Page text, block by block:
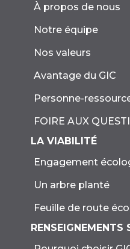
À propos de nous
Notre équipe
Nos valeurs
Avantage du GIC
Personne-
FOIRE AUX
LA VIABILITÉ
Engagement
Un arbre planté
Feuille de route
RENSEIGNEMENTS